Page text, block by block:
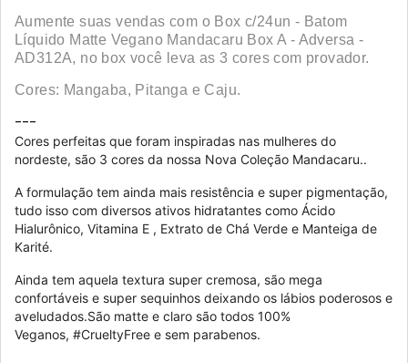
Aumente suas vendas com o Box c/24un - Batom
Líquido Matte Vegano Mandacaru Box A - Adversa -
AD312A, no box você leva as 3 cores com provador.
Cores: Mangaba, Pitanga e Caju.
Cores perfeitas que foram inspiradas nas mulheres do
nordeste, são 3 cores da nossa Nova Coleção Mandacaru..
A formulação tem ainda mais resistência e super pigmentação,
tudo isso com diversos ativos hidratantes como Ácido
Hialurônico, Vitamina E , Extrato de Chá Verde e Manteiga de
Karité.
Ainda tem aquela textura super cremosa, são mega
confortáveis e super sequinhos deixando os lábios poderosos e
aveludados.São matte e claro são todos 100%
Veganos, #CrueltyFree e sem parabenos.